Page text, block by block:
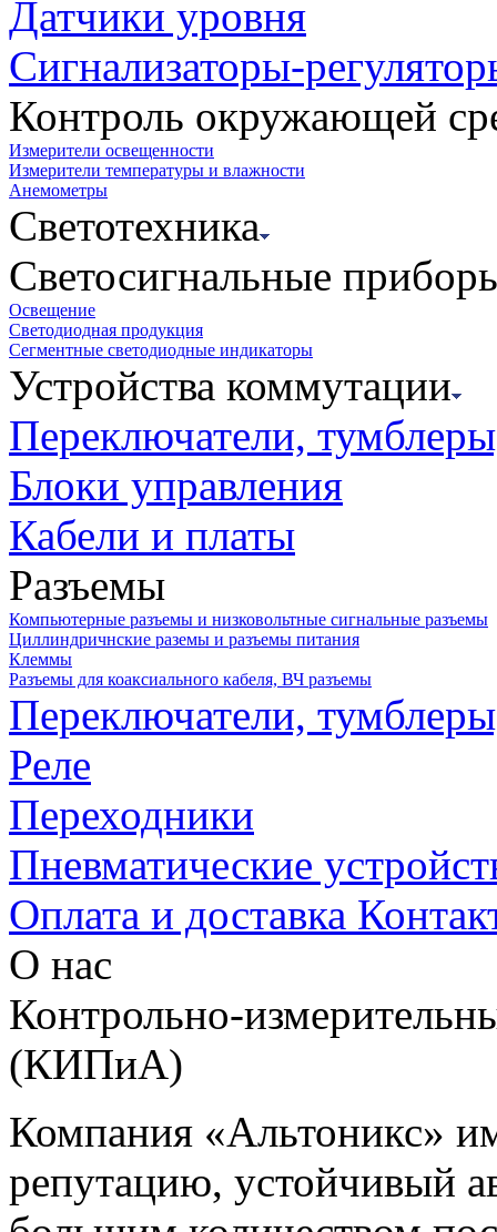
Датчики уровня
Сигнализаторы-
Контроль окружающей
Измерители освещенности
Измерители температуры и влажности
Анемометры
Светотехника
Светосигнальные
Освещение
Светодиодная продукция
Сегментные светодиодные индикаторы
Устройства коммутации
Переключатели,
Блоки управления
Кабели и платы
Разъемы
Компьютерные разъемы и низковольтные сигнальные разъемы
Циллиндричнские раземы и разъемы питания
Клеммы
Разъемы для коаксиального кабеля, ВЧ разъемы
Переключатели,
Реле
Переходники
Пневматические
Оплата и доставка
О нас
Контрольно-
(КИПиА)
Компания «Альтоникс»
репутацию, устойчивый